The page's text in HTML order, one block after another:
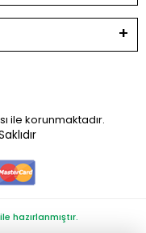
ile korunmaktadır.
hazırlanmıştır.